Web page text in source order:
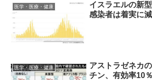
医学・医療・健康
イスラエルの新
感染者は着実に
医学・医療・健康
アストラゼネカ
チン、有効率10